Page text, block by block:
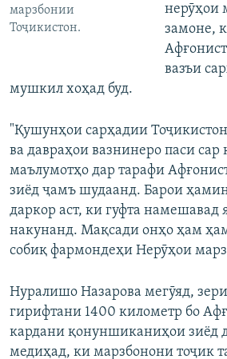
марзбонии
Тоҷикистон.
нерӯҳои
замоне,
вазъи
мушкил хоҳад буд.
"Қушунҳои сарҳадии
ва давраҳои вазнинеро паси сар
маълумотҳо дар тарафи
зиёд ҷамъ шудаанд. Барои
даркор аст, ки гуфта намешавад
накунанд. Мақсади онҳо ҳам
собиқ фармондеҳи Нерӯҳои
Нуралишо Назарова мегӯяд,
гирифтани 1400 километр бо
кардани қонуншиканиҳои зиёд
медиҳад, ки марзбонони тоҷик